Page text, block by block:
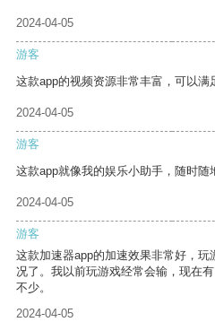
2024-04-05
游客
这款app的视频资源非常丰富，可以满
2024-04-05
游客
这款app就像我的娱乐小助手，随时随
2024-04-05
游客
这款加速器app的加速效果非常好，
况了。我以前玩游戏经常会输，现在
不少。
2024-04-05